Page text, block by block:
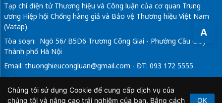
A
Tạp chí điện tử Thương hiệu và Công luận của cơ quan Trung
ương Hiệp hội Chống hàng giả và Bảo vệ Thương hiệu Việt Nam
(Vatap)
Tòa soạn: Ngõ 56/ B5D6 Trương Công Giai - Phường Cầu Giấy -
Thành phố Hà Nội
Email: thuonghieucongluan@gmail.com - ĐT: 093 172 5555
Tổng Biên Tập: Vũ Đức Thuận
Giấy phép hoạt động báo chí điện tử số 64/GP-BTTTT do Bộ
Chúng tôi sử dụng Cookie để cung cấp dịch vụ của
chúng tôi và nâng cao trải nghiệm của bạn. Bằng cách
OK